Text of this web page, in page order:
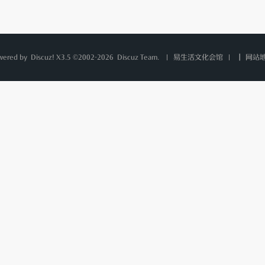
by Discuz! X3.5 ©2002-2026 Discuz Team. 易生活文化会馆 网站